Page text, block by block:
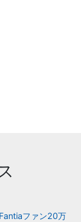
Fantiaファン20万